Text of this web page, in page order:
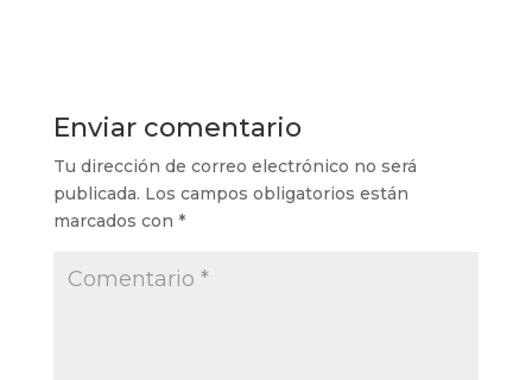
Enviar comentario
Tu dirección de correo electrónico no será
publicada. Los campos obligatorios están
marcados con *